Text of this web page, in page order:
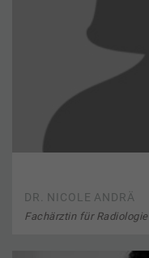
DR. NICOLE ANDRÄ
Fachärztin für Radiologie